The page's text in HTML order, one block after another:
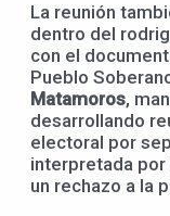
La reunión
dentro del
con el
Pueblo
Matamoros,
desarrollando
electoral por
interpretada
un rechazo a la